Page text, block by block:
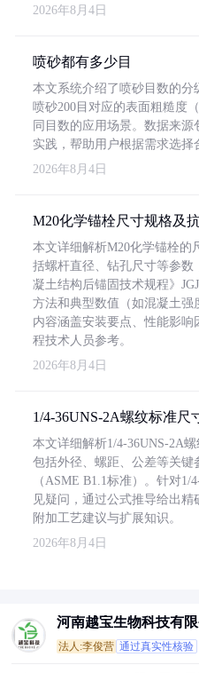
2026年8月4日
喷砂都有多少目
本文系统介绍了喷砂目数的分
喷砂200目对应的表面粗糙度
同目数的应用场景。数据来源
实践，帮助用户根据需求选择
2026年8月4日
M20化学锚栓尺寸规格及
本文详细解析M20化学锚栓的
括螺杆直径、钻孔尺寸等参
凝土结构后锚固技术规程》
方法和典型数值（如混凝土强
内容涵盖安装要点、性能影
程技术人员参考。
2026年8月4日
1/4-36UNS-2A螺纹标准尺
本文详细解析1/4-36UNS-2A
包括外径、螺距、公差等关
（ASME B1.1标准）。针对1/
见疑问，通过公式推导给出
附加工艺建议与扩展知识。
2026年8月4日
河南越宝生物科技有限
法人:李俊营 通过真实性核验